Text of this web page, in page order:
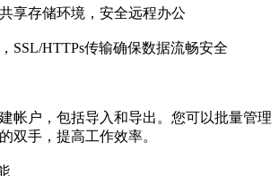
存储环境，安全远程办公
HTTPs传输确保数据流畅安全
户，包括导入和导出。您可以批量管理
双手，提高工作效率。